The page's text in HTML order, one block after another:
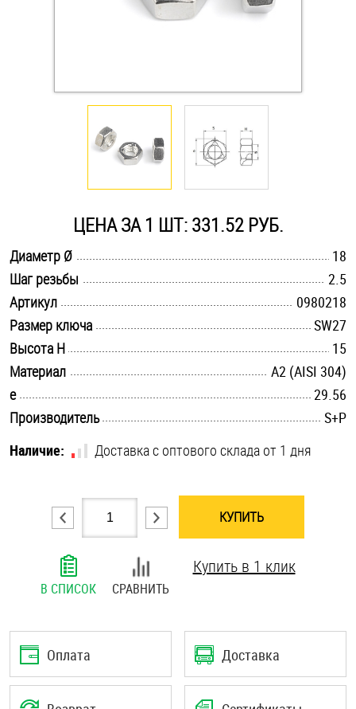
Саморезы и шурупы
Такелаж
Хомуты
Шайбы
Шпильки
Шплинты
Штифты и пальцы
ЦЕНА ЗА 1 ШТ: 331.52 РУБ.
Диаметр Ø
18
Шаг резьбы
2.5
Артикул
0980218
Размер ключа
SW27
Высота H
15
Материал
А2 (AISI 304)
e
29.56
Производитель
S+P
Наличие:
Доставка с оптового склада от 1 дня
КУПИТЬ
В СПИСОК СРАВНИТЬ
Купить в 1 клик
Оплата Доставка